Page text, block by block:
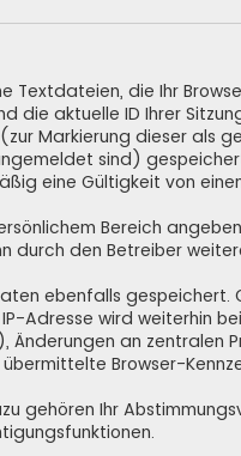
Textdateien, die Ihr
die aktuelle ID Ihrer
Markierung dieser als
sind)
eine Gültigkeit von
Bereich
durch den Betreiber
ebenfalls gespeichert.
Adresse wird weiterhin
Änderungen an zentralen
Browser-
gehören Ihr